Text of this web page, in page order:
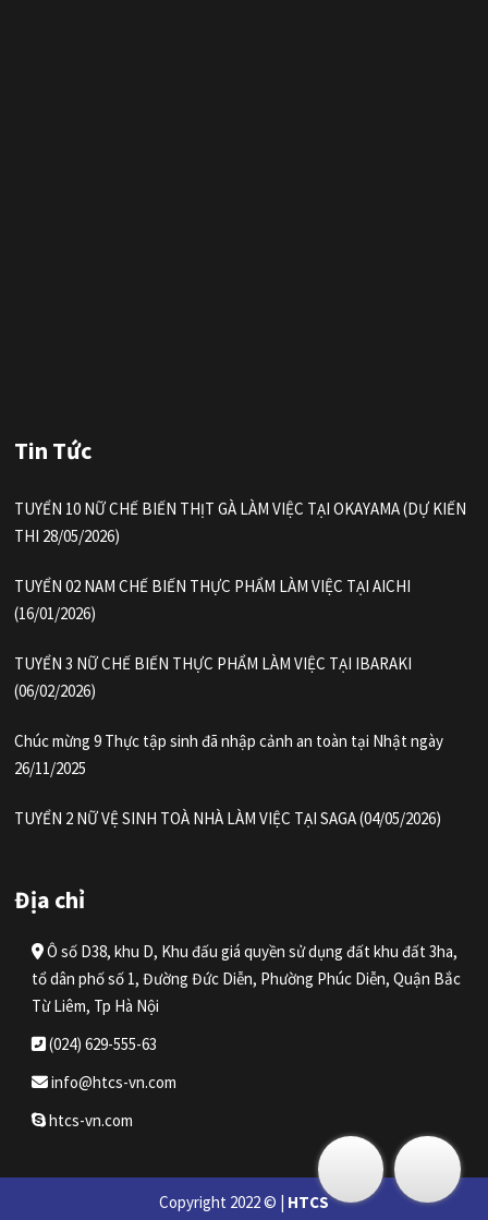
Tin Tức
TUYỂN 10 NỮ CHẾ BIẾN THỊT GÀ LÀM VIỆC TẠI OKAYAMA (DỰ KIẾN
THI 28/05/2026)
TUYỂN 02 NAM CHẾ BIẾN THỰC PHẨM LÀM VIỆC TẠI AICHI
(16/01/2026)
TUYỂN 3 NỮ CHẾ BIẾN THỰC PHẨM LÀM VIỆC TẠI IBARAKI
(06/02/2026)
Chúc mừng 9 Thực tập sinh đã nhập cảnh an toàn tại Nhật ngày
26/11/2025
TUYỂN 2 NỮ VỆ SINH TOÀ NHÀ LÀM VIỆC TẠI SAGA (04/05/2026)
Địa chỉ
Ô số D38, khu D, Khu đấu giá quyền sử dụng đất khu đất 3ha,
tổ dân phố số 1, Đường Đức Diễn, Phường Phúc Diễn, Quận Bắc
Từ Liêm, Tp Hà Nội
(024) 629-555-63
info@htcs-vn.com
htcs-vn.com
Copyright 2022 © | HTCS